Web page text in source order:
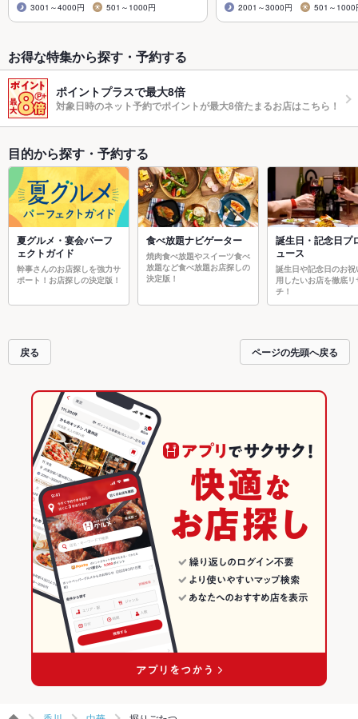
3001～4000円 501～1000円 2001～3000円 501～1000
お得な特集から探す・予約する
ポイントプラスで最大8倍
対象日時のネット予約でポイントが最大8倍たまるお店はこちら！
目的から探す・予約する
夏グルメ・宴会パーフ
ェクトガイド
幹事さんのお店探しを強力サ
ポート！お店探しの決定版！
食べ放題ナビゲーター
焼肉食べ放題やスイーツ食べ
放題など食べ放題お店探しの
決定版！
誕生日・記念日プ
ュース
誕生日や記念日のお祝
用したいお店を徹底リ
チ！
戻る ページの先頭へ戻る